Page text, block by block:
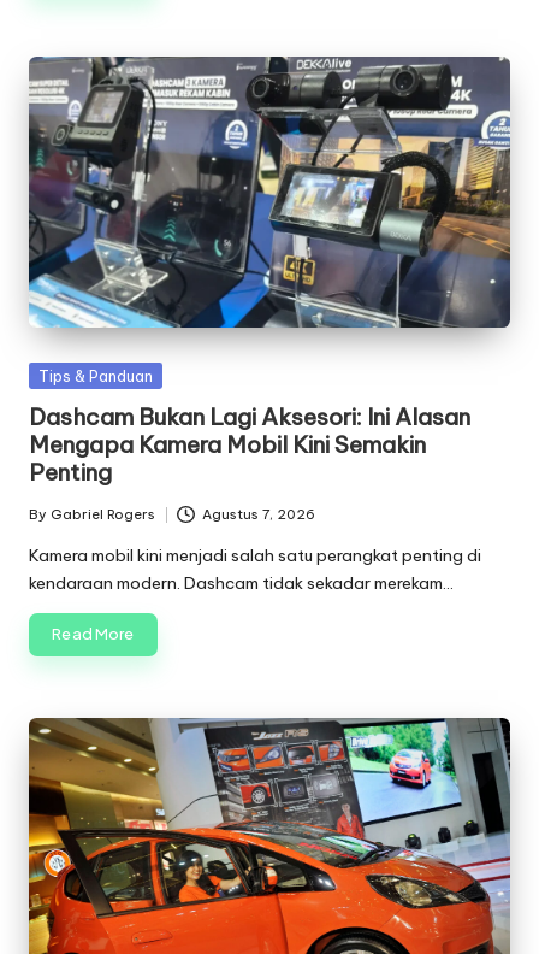
Posted
Tips & Panduan
Dashcam Bukan Lagi Aksesori: Ini Alasan
Mengapa Kamera Mobil Kini Semakin
Penting
Posted
by
By Gabriel Rogers Agustus 7, 2026
Kamera mobil kini menjadi salah satu perangkat penting di
kendaraan modern. Dashcam tidak sekadar merekam…
Read More